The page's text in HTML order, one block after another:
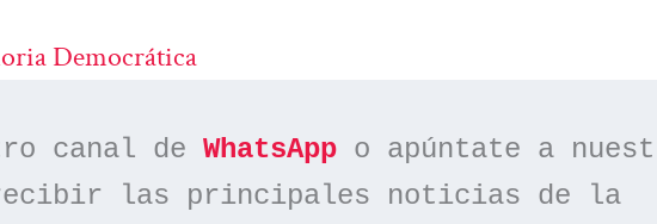
Democrática
canal de WhatsApp
las principales noticias de la